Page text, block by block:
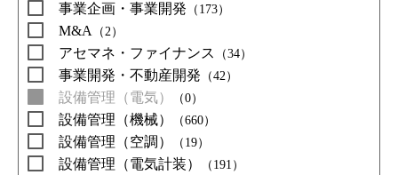
事業企画・事業開発 （173）
M&A （2）
アセマネ・ファイナンス （34）
事業開発・不動産開発 （42）
設備管理（電気） （0）
設備管理（機械） （660）
設備管理（空調） （19）
設備管理（電気計装） （191）